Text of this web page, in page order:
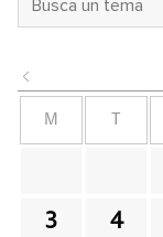
M
3 4